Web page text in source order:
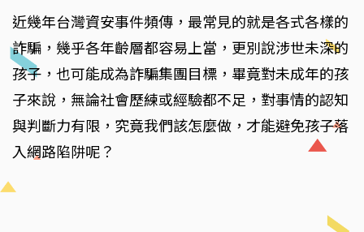
近幾年台灣資安事件頻傳，最常見的就是各式各樣的
詐騙，幾乎各年齡層都容易上當，更別說涉世未深的
孩子，也可能成為詐騙集團目標，畢竟對未成年的孩
子來說，無論社會歷練或經驗都不足，對事情的認知
與判斷力有限，究竟我們該怎麼做，才能避免孩子落
入網路陷阱呢？